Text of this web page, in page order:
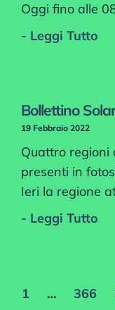
Oggi fino alle
- Leggi Tutto
Bollettino
19 Febbraio 2022
Quattro regioni
presenti in
Ieri la regione
- Leggi Tutto
1 … 366